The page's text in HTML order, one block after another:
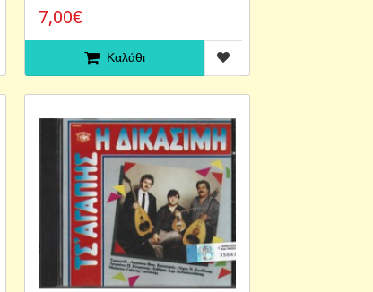
7,00€
Καλάθι